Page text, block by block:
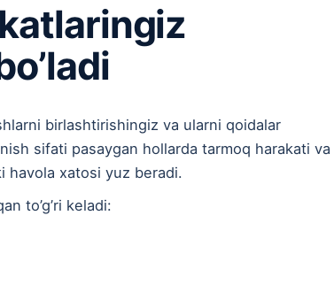
birlashtirishingiz va ularni qoidalar
sifati pasaygan hollarda tarmoq harakati va
havola xatosi yuz beradi.
to’g’ri keladi: